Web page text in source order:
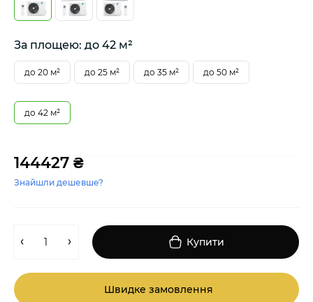
За площею: до 42 м²
до 20 м² до 25 м² до 35 м² до 50 м²
до 42 м²
144427 ₴
Знайшли дешевше?
Купити
Швидке замовлення